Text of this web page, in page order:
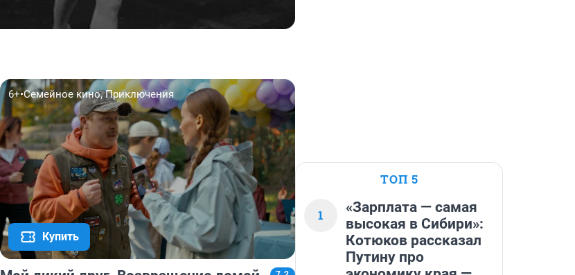
6+•Семейное кино, Приключения
Купить
ТОП 5
1
«Зарплата — самая
высокая в Сибири»:
Котюков рассказал
Путину про